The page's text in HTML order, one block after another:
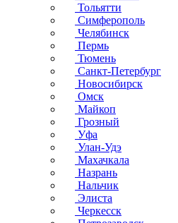
Тольятти
Симферополь
Челябинск
Пермь
Тюмень
Санкт-Петербург
Новосибирск
Омск
Майкоп
Грозный
Уфа
Улан-Удэ
Махачкала
Назрань
Нальчик
Элиста
Черкесск